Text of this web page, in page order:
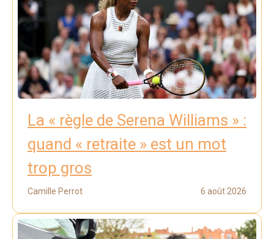
La « règle de Serena Williams » :
quand « retraite » est un mot
trop gros
Camille Perrot 6 août 2026